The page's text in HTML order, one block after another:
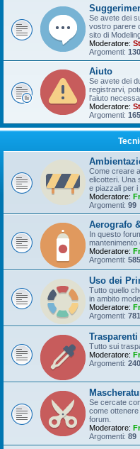
Se avete dei
vostro parere
sito di
Moderatore:
Argomenti: 130
Aiuto
Se avete dei
registrarvi,
l'aiuto
Moderatore:
Argomenti: 165
Come creare
elicotteri. Una
e piazzali per i
Moderatore:
Argomenti: 99
Aerografo
In questo
mantenimento
Moderatore:
Argomenti: 585
Uso dei
Tutto quello
in ambito
Moderatore:
Argomenti: 781
Tutto sui
Moderatore:
Argomenti: 240
Se cercate
come
forum.
Moderatore:
Argomenti: 89